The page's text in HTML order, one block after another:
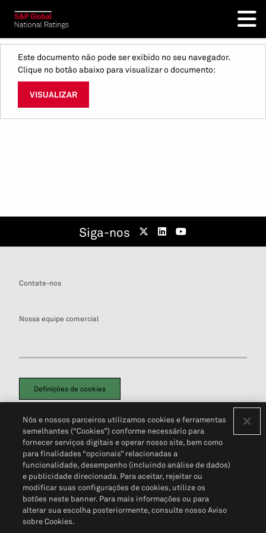
Este documento não pode ser exibido no seu navegador.
Clique no botão abaixo para visualizar o documento:
VISUALIZAR
Siga-nos
Contate-nos
Nossa equipe comercial
Definições de cookies
Política de PrivacidadePortal de privacidade do cliente (em inglês)
Não Venda Minhas Informações Pessoais© 2026 S&P Global
Nós e nossos parceiros utilizamos cookies e ferramentas
semelhantes (“Cookies”) conforme necessário para
fornecer serviços digitais e operar nosso site, bem como
para finalidades “opcionais” relacionadas a
funcionalidade, desempenho (incluindo análise de dados)
e publicidade direcionada. Para aceitar, rejeitar ou
modificar suas configurações de cookies, utilize os
botões neste banner. Para mais informações ou para
alterar sua escolha posteriormente, consulte nosso Aviso
sobre Cookies.